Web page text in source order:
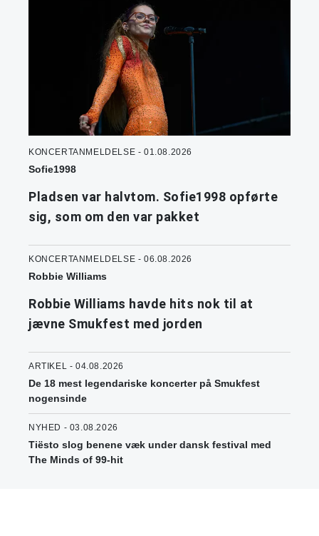
KONCERTANMELDELSE - 01.08.2026
Sofie1998
Pladsen var halvtom. Sofie1998 opførte
sig, som om den var pakket
KONCERTANMELDELSE - 06.08.2026
Robbie Williams
Robbie Williams havde hits nok til at
jævne Smukfest med jorden
ARTIKEL - 04.08.2026
De 18 mest legendariske koncerter på Smukfest
nogensinde
NYHED - 03.08.2026
Tiësto slog benene væk under dansk festival med
The Minds of 99-hit